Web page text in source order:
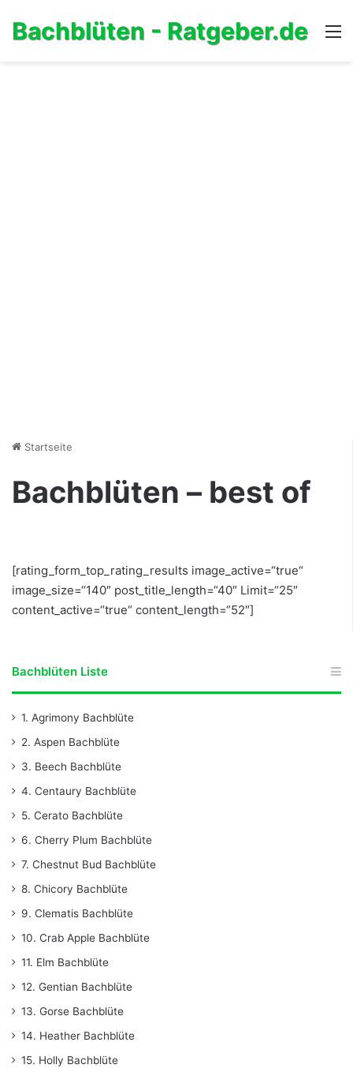
Bachblüten - Ratgeber.de
Startseite
Bachblüten – best of
[rating_form_top_rating_results image_active=“true“
image_size=“140″ post_title_length=“40″ Limit=“25″
content_active=“true“ content_length=“52″]
Bachblüten Liste
1. Agrimony Bachblüte
2. Aspen Bachblüte
3. Beech Bachblüte
4. Centaury Bachblüte
5. Cerato Bachblüte
6. Cherry Plum Bachblüte
7. Chestnut Bud Bachblüte
8. Chicory Bachblüte
9. Clematis Bachblüte
10. Crab Apple Bachblüte
11. Elm Bachblüte
12. Gentian Bachblüte
13. Gorse Bachblüte
14. Heather Bachblüte
15. Holly Bachblüte